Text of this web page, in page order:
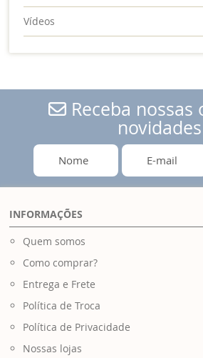
Vídeos
Receba nossas
novidades
INFORMAÇÕES
Quem somos
Como comprar?
Entrega e Frete
Política de Troca
Política de Privacidade
Nossas lojas